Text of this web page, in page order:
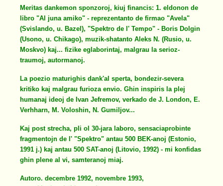
Meritas dankemon sponzoroj, kiuj financis: 1. eldonon de
libro "Al juna amiko" - reprezentanto de firmao "Avela"
(Svislando, u. Bazel), "Spektro de l' Tempo" - Boris Dolgin
(Usono, u. Chikago), muzik-shatanto Aleks N. (Rusio, u.
Moskvo) kaj... fizike eglaborintaj, malgrau la serioz-
traumoj, autormanoj.
La poezio maturighis dank'al sperta, bondezir-severa
kritiko kaj malgrau furioza envio. Ghin inspiris la plej
humanaj ideoj de Ivan Jefremov, verkado de J. London, E.
Verhharn, M. Voloshin, N. Gumiljov...
Kaj post strecha, pli ol 30-jara laboro, sensaciaprobinte
fragmentojn de l' "Spektro" antau 500 BEK-anoj (Estonio,
1991 j.) kaj antau 500 SAT-anoj (Litovio, 1992) - mi konfidas
ghin plene al vi, samteranoj miaj.
Autoro. decembre 1992, novembre 1993,